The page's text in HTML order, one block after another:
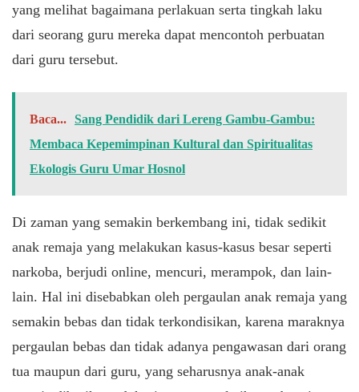
yang melihat bagaimana perlakuan serta tingkah laku
dari seorang guru mereka dapat mencontoh perbuatan
dari guru tersebut.
Baca... Sang Pendidik dari Lereng Gambu-Gambu:
Membaca Kepemimpinan Kultural dan Spiritualitas
Ekologis Guru Umar Hosnol
Di zaman yang semakin berkembang ini, tidak sedikit
anak remaja yang melakukan kasus-kasus besar seperti
narkoba, berjudi online, mencuri, merampok, dan lain-
lain. Hal ini disebabkan oleh pergaulan anak remaja yang
semakin bebas dan tidak terkondisikan, karena maraknya
pergaulan bebas dan tidak adanya pengawasan dari orang
tua maupun dari guru, yang seharusnya anak-anak